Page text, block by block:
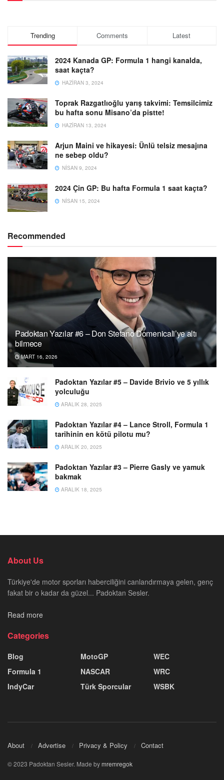
Trending Comments Latest
2024 Kanada GP: Formula 1 hangi kanalda,
saat kaçta?
HAZIRAN 3, 2024
Toprak Razgatlıoğlu yarış takvimi: Temsilcimiz
bu hafta sonu Misano’da pistte!
HAZIRAN 13, 2024
Arjun Maini ve hikayesi: Ünlü telsiz mesajına
ne sebep oldu?
NISAN 9, 2024
2024 Çin GP: Bu hafta Formula 1 saat kaçta?
NISAN 15, 2024
Recommended
Padoktan Yazılar #6 – Don Stefano Domenicali’ye altı
bilmece
MART 16, 2026
Padoktan Yazılar #5 – Davide Brivio ve 5 yıllık
yolculuğu
ARALIK 28, 2025
Padoktan Yazılar #4 – Lance Stroll, Formula 1
tarihinin en kötü pilotu mu?
ARALIK 20, 2025
Padoktan Yazılar #3 – Pierre Gasly ve yamuk
bakmak
ARALIK 18, 2025
About Us
Türkiye'de motor sporları haberciliğini canlandırmaya gelen, genç
fakat bir o kadar da güzel... Padoktan Sesler.
Read more
Categories
Blog
Formula 1
IndyCar
MotoGP
NASCAR
Türk Sporcular
WEC
WRC
WSBK
About Advertise Privacy & Policy Contact
© 2023 Padoktan Sesler. Made bymremregok